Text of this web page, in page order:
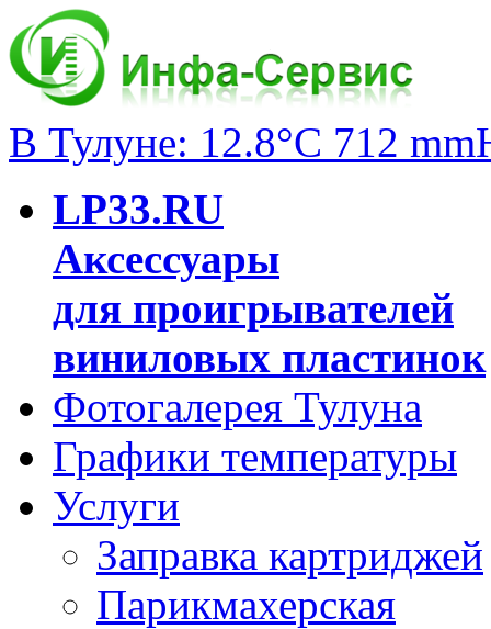
В Тулуне: 12.8°C 712
LP33.RU
Аксессуары
для проигрывателей
виниловых пластинок
Фотогалерея Тулуна
Графики температуры
Услуги
Заправка картриджей
Парикмахерская